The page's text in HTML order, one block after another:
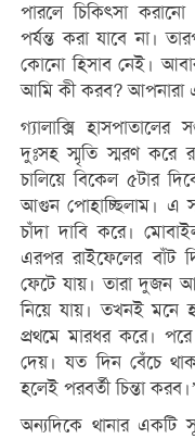
পারলে চিকিৎসা
পর্যন্ত করা যাবে না।
কোনো হিসাব নেই।
আমি কী করব? আপনারা
গ্যালাক্সি
দুঃসহ স্মৃতি স্মরণ করে
চালিয়ে বিকেল ৫টার
আগুন পোহাচ্ছিলাম।
চাঁদা দাবি করে।
এরপর রাইফেলের বাঁট
ফেটে যায়। তারা দুজন
নিয়ে যায়। তখনই মনে
প্রথমে মারধর করে।
দেয়। যত দিন বেঁচে
হলেই পরবর্তী চিন্তা করব।’
অন্যদিকে থানার একটি